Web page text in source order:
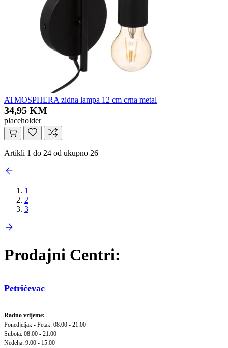
ATMOSPHERA zidna lampa 12 cm crna metal
34,95 KM
placeholder
Artikli 1 do 24 od ukupno 26
1
2
3
Prodajni Centri:
Petrićevac
Radno vrijeme:
Ponedjeljak - Petak: 08:00 - 21:00
Subota: 08:00 - 21:00
Nedelja: 9:00 - 15:00